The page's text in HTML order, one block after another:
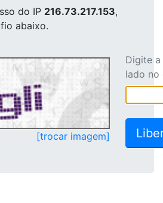
do IP 216.73.217.153,
abaixo.
[trocar imagem]
Digite
lado no